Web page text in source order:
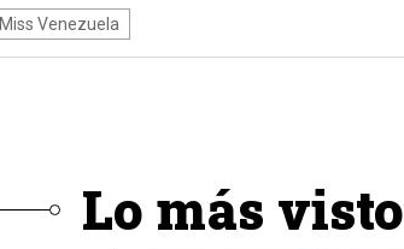
Miss Venezuela
Lo más visto